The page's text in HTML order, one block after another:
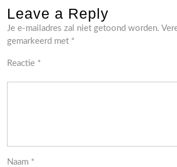
Leave a Reply
Je e-mailadres zal niet getoond worden.
gemarkeerd met *
Reactie *
Naam *